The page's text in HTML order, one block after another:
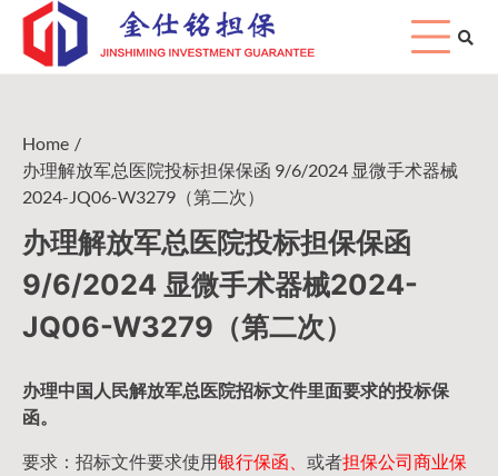
Skip
content
Home
办理解放军总医院投标担保保函 9/6/2024 显微手术器械
2024-JQ06-W3279（第二次）
办理解放军总医院投标担保保函
9/6/2024 显微手术器械2024-
JQ06-W3279（第二次）
办理中国人民解放军总医院招标文件里面要求的投标保
函。
要求：招标文件要求使用银行保函、 或者担保公司商业保